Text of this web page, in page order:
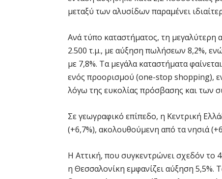
μεταξύ των αλυσίδων παραμένει
Ανά τύπο καταστήματος, τη
2.500 τ.μ., με αύξηση πωλήσεων 8,2%,
με 7,8%. Τα μεγάλα καταστήματα
ενός προορισμού (one-stop shopping),
λόγω της ευκολίας πρόσβασης και των
Σε γεωγραφικό επίπεδο, η Κεντρική
(+6,7%), ακολουθούμενη από τα νησιά
Η Αττική, που συγκεντρώνει σχεδόν το
η Θεσσαλονίκη εμφανίζει αύξηση 5,5%.